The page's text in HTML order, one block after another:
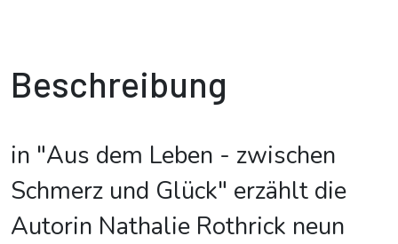
Beschreibung
in "Aus dem Leben - zwischen
Schmerz und Glück" erzählt die
Autorin Nathalie Rothrick neun